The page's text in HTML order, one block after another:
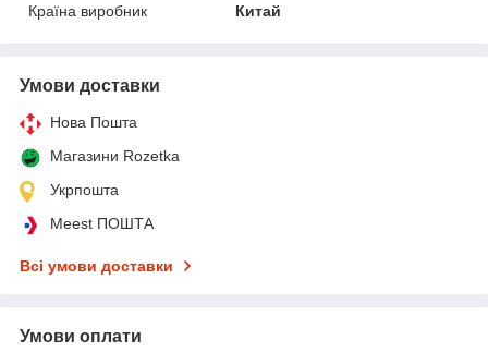
Країна виробник
Китай
Умови доставки
Нова Пошта
Магазини Rozetka
Укрпошта
Meest ПОШТА
Всі умови доставки
Умови оплати